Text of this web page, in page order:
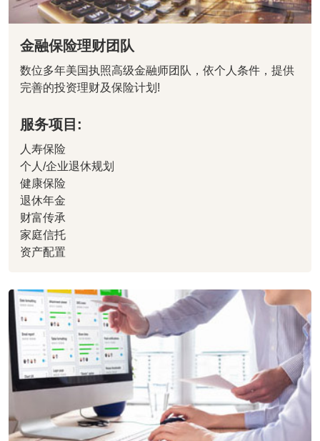
金融保险理财团队
数位多年美国执照高级金融师团队，依个人条件，提供
完善的投资理财及保险计划!
服务项目:
人寿保险
个人/企业退休规划
健康保险
退休年金
财富传承
家庭信托
资产配置